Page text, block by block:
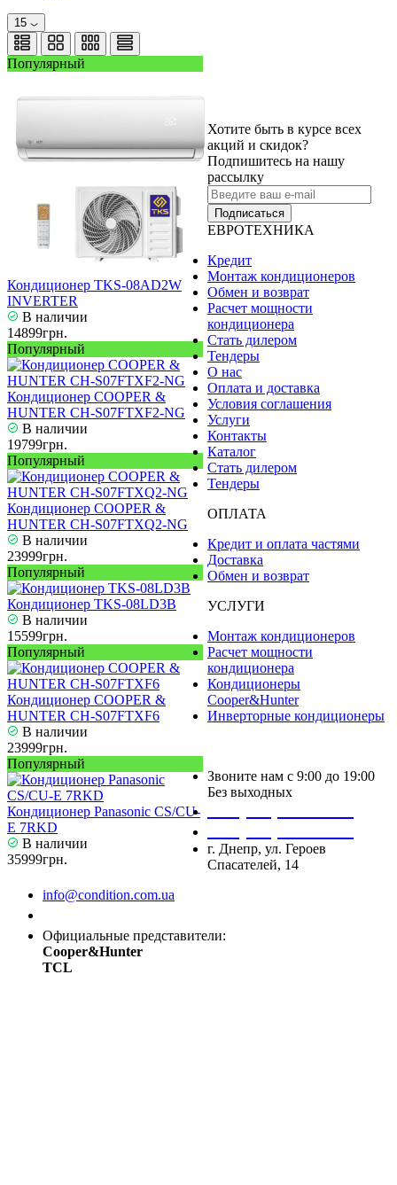
15
Популярный
Кондиционер TKS-08AD2W
INVERTER
В наличии
14899грн.
Популярный
Кондиционер COOPER &
HUNTER CH-S07FTXF2-NG
В наличии
19799грн.
Популярный
Кондиционер COOPER &
HUNTER CH-S07FTXQ2-NG
В наличии
23999грн.
Популярный
Кондиционер TKS-08LD3B
В наличии
15599грн.
Популярный
Кондиционер COOPER &
HUNTER CH-S07FTXF6
В наличии
23999грн.
Популярный
Кондиционер Panasonic CS/CU-
E 7RKD
В наличии
35999грн.
Хотите быть в курсе всех
акций и скидок?
Подпишитесь на нашу
рассылку
Подписаться
ЕВРОТЕХНИКА
Кредит
Монтаж кондиционеров
Обмен и возврат
Расчет мощности
кондиционера
Стать дилером
Тендеры
О нас
Оплата и доставка
Условия соглашения
Услуги
Контакты
Каталог
Стать дилером
Тендеры
ОПЛАТА
Кредит и оплата частями
Доставка
Обмен и возврат
УСЛУГИ
Монтаж кондиционеров
Расчет мощности
кондиционера
Кондиционеры
Cooper&Hunter
Инверторные кондиционеры
Звоните нам с 9:00 до 19:00
Без выходных
г. Днепр, ул. Героев
Спасателей, 14
info@condition.com.ua
Официальные представители:
Cooper&Hunter
TCL